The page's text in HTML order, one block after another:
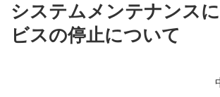
システムメンテナンス
ビスの停止について